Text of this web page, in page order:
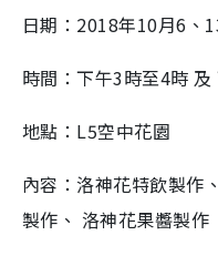
日期：2018年10月6、
時間：下午3時至4時
地點：L5空中花園
內容：洛神花特飲製作
製作、 洛神花果醬製作